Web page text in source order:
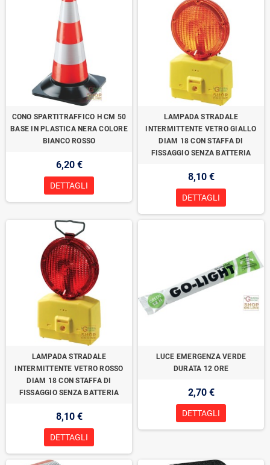
CONO SPARTITRAFFICO H CM 50
BASE IN PLASTICA NERA COLORE
BIANCO ROSSO
6,20 €
DETTAGLI
LAMPADA STRADALE
INTERMITTENTE VETRO GIALLO
DIAM 18 CON STAFFA DI
FISSAGGIO SENZA BATTERIA
8,10 €
DETTAGLI
LAMPADA STRADALE
INTERMITTENTE VETRO ROSSO
DIAM 18 CON STAFFA DI
FISSAGGIO SENZA BATTERIA
8,10 €
DETTAGLI
LUCE EMERGENZA VERDE
DURATA 12 ORE
2,70 €
DETTAGLI